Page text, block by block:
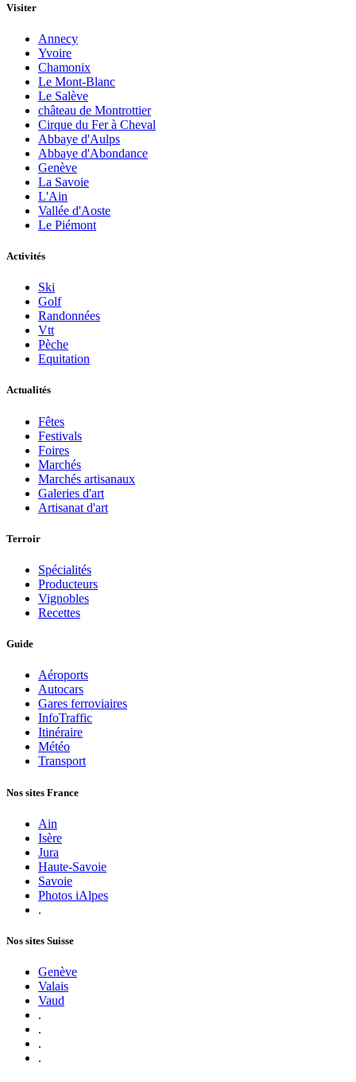
Visiter
Annecy
Yvoire
Chamonix
Le Mont-Blanc
Le Salève
château de Montrottier
Cirque du Fer à Cheval
Abbaye d'Aulps
Abbaye d'Abondance
Genève
La Savoie
L'Ain
Vallée d'Aoste
Le Piémont
Activités
Ski
Golf
Randonnées
Vtt
Pèche
Equitation
Actualités
Fêtes
Festivals
Foires
Marchés
Marchés artisanaux
Galeries d'art
Artisanat d'art
Terroir
Spécialités
Producteurs
Vignobles
Recettes
Guide
Aéroports
Autocars
Gares ferroviaires
InfoTraffic
Itinéraire
Météo
Transport
Nos sites France
Ain
Isère
Jura
Haute-Savoie
Savoie
Photos iAlpes
.
Nos sites Suisse
Genève
Valais
Vaud
.
.
.
.